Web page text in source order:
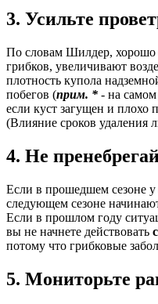
3. Усильте
По словам Шилдер, хорошо
грибков, увеличивают
плотность купола
побегов (прим. * - на самом
если куст загущен и плохо
(Влияние сроков удаления
4. Не
Если в прошедшем сезоне у
следующем сезоне
Если в прошлом году
вы не начнете действовать
потому что грибковые
5. Мониторьте